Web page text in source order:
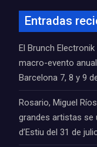
Entradas
El Brunch
macro-evento
Barcelona 7, 8 y 9
Rosario, Miguel
grandes artistas se
d’Estiu del 31 de